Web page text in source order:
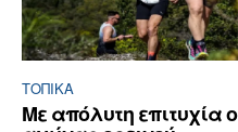
ΤΟΠΙΚΑ
Με απόλυτη επιτυχία ο